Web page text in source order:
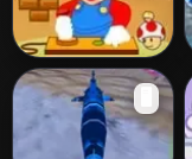
Super Mario
Bubbles